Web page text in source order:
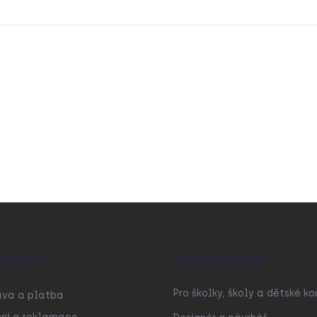
a platba
SPOLUPRÁCE
Pro školky, školy a dětské